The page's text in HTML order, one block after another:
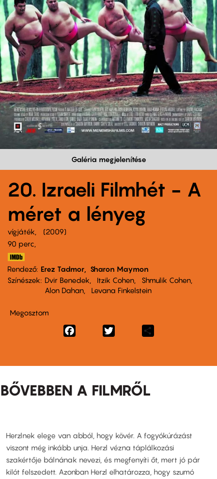
Galéria megjelenítése
20. Izraeli Filmhét - A
méret a lényeg
vígjáték
2009
90 perc,
Rendező Erez Tadmor
Sharon Maymon
Színészek
Dvir Benedek Itzik Cohen
Shmulik Cohen
Alon Dahan
Levana Finkelstein
Megosztom
Facebook
BŐVEBBEN A FILMRŐL
Herzlnek elege van abból, hogy kövér. A fogyókúrázást
viszont még inkább unja. Herzl vézna táplálkozási
szakértője bálnának nevezi, és megfenyíti őt, mert jó pár
kilót felszedett. Azonban Herzl elhatározza, hogy szumó